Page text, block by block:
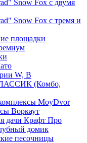
Snow Fox с двумя
Snow Fox с тремя и
площадки
W, В
(Комбо,
MoyDvor
Воркаут
дачи Крафт Про
домик
песочницы